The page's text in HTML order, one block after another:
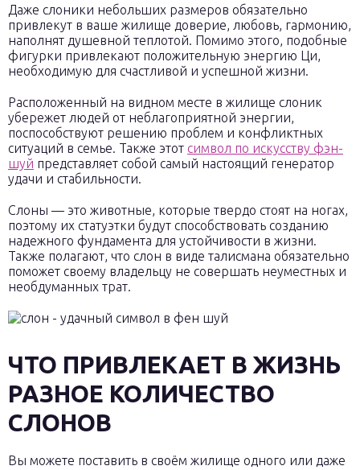
Даже слоники небольших размеров обязательно
привлекут в ваше жилище доверие, любовь, гармонию,
наполнят душевной теплотой. Помимо этого, подобные
фигурки привлекают положительную энергию Ци,
необходимую для счастливой и успешной жизни.
Расположенный на видном месте в жилище слоник
убережет людей от неблагоприятной энергии,
поспособствуют решению проблем и конфликтных
ситуаций в семье. Также этот символ по искусству фэн-
шуй представляет собой самый настоящий генератор
удачи и стабильности.
Слоны — это животные, которые твердо стоят на ногах,
поэтому их статуэтки будут способствовать созданию
надежного фундамента для устойчивости в жизни.
Также полагают, что слон в виде талисмана обязательно
поможет своему владельцу не совершать неуместных и
необдуманных трат.
ЧТО ПРИВЛЕКАЕТ В ЖИЗНЬ
РАЗНОЕ КОЛИЧЕСТВО
СЛОНОВ
Вы можете поставить в своём жилище одного или даже